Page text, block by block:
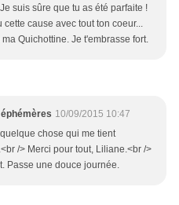
suis sûre que tu as été parfaite !
cause avec tout ton coeur...
Quichottine. Je t'embrasse fort.
10/09/2015 10:47
chose qui me tient
/> Merci pour tout, Liliane.<br />
Passe une douce journée.